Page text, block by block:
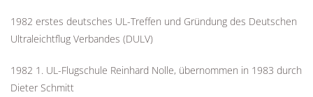
1982 erstes deutsches UL-Treffen und Gründung des Deutschen
Ultraleichtflug Verbandes (DULV)
1982 1. UL-Flugschule Reinhard Nolle, übernommen in 1983 durch
Dieter Schmitt